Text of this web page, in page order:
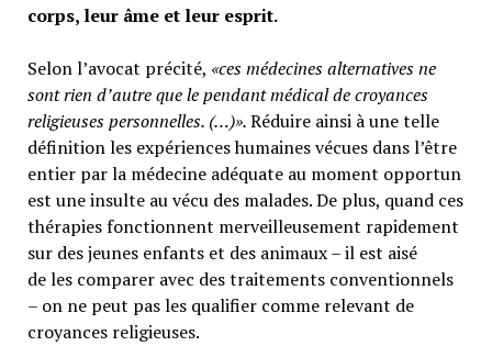
corps, leur âme et leur esprit.
Selon l’avocat précité, «ces médecines alternatives ne
sont rien d’autre que le pendant médical de croyances
religieuses personnelles. (…)».Réduire ainsi à une telle
définition les expériences humaines vécues dans l’être
entier par la médecine adéquate au moment opportun
est une insulte au vécu des malades. De plus, quand ces
thérapies fonctionnent merveilleusement rapidement
sur des jeunes enfants et des animaux – il est aisé
de les comparer avec des traitements conventionnels
– on ne peut pas les qualifier comme relevant de
croyances religieuses.